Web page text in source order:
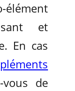
et
En cas
vous de